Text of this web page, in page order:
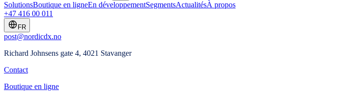
SolutionsBoutique en ligneEn développementSegmentsActualitésÀ propos
+47 416 00 011
FR
post@nordicdx.no
Richard Johnsens gate 4, 4021 Stavanger
Contact
Boutique en ligne